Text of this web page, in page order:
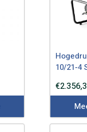
10/21-4
€